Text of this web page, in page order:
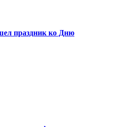
праздник ко Дню